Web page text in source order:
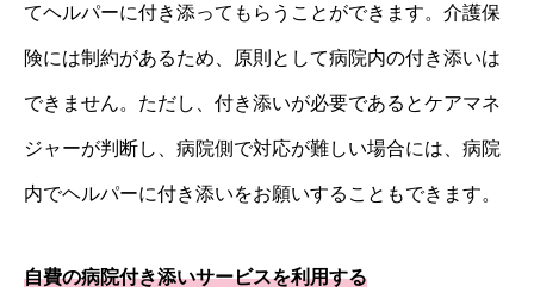
てヘルパーに付き添ってもらうことができます。介護保
険には制約があるため、原則として病院内の付き添いは
できません。ただし、付き添いが必要であるとケアマネ
ジャーが判断し、病院側で対応が難しい場合には、病院
内でヘルパーに付き添いをお願いすることもできます。
自費の病院付き添いサービスを利用する